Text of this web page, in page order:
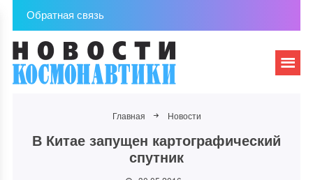
Обратная связь
Главная Новости
В Китае запущен картографический
спутник